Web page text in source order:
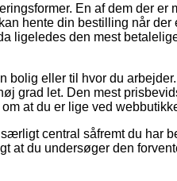
En af dem der er
hente din bestilling når der
ligeledes den mest
bolig eller til hvor du
grad let. Den mest
at du er lige ved
central såfremt du har
at du undersøger den